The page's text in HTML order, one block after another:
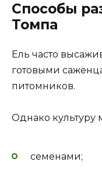
Способы
Томпа
Ель часто
готовыми
питомников.
Однако культуру
семенами;